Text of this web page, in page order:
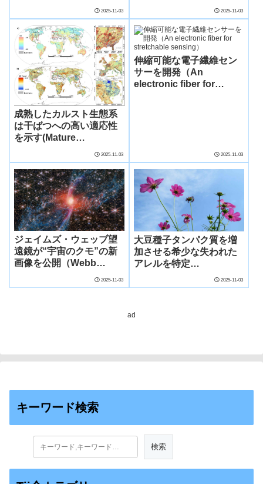
inspired by bats could
save lives in dark and
stormy conditions）
2025-11-03 2025-11-03
成熟したカルスト生態系
は干ばつへの高い適応性
を示す(Mature
Ecosystems Show
Strong Drought
Adaptability in Karst
Areas)
2025-11-03
伸縮可能な電子繊維セン
サーを開発（An
electronic fiber for
2025-11-03
ジェイムズ・ウェッブ望
遠鏡が“宇宙のクモ”の新
画像を公開（Webb
treat with new images of
2025-11-03
大豆種子タンパク質を増
加させる希少な失われた
アレルを特定
（Researchers Identify
Rare Lost Allele
Protein）
2025-11-03
ad
キーワード検索